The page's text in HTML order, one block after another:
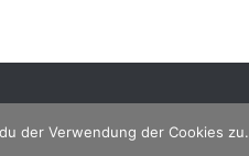
der Verwendung der Cookies zu.